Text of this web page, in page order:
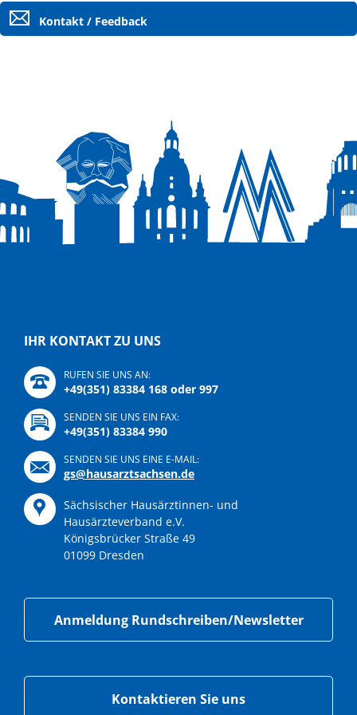
Kontakt / Feedback
IHR KONTAKT ZU UNS
RUFEN SIE UNS AN:
+49(351) 83384 168 oder 997
SENDEN SIE UNS EIN FAX:
+49(351) 83384 990
SENDEN SIE UNS EINE E-MAIL:
gs@hausarztsachsen.de
Sächsischer Hausärztinnen- und
Hausärzteverband e.V.
Königsbrücker Straße 49
01099 Dresden
Anmeldung Rundschreiben/Newsletter
Kontaktieren Sie uns